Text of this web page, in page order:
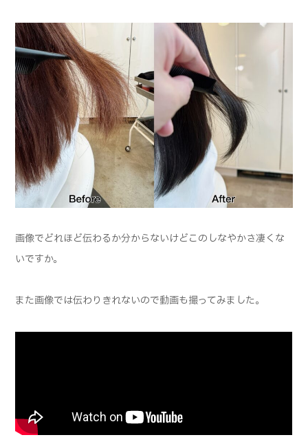
画像でどれほど伝わるか分からないけどこのしなやかさ凄くな
いですか。
また画像では伝わりきれないので動画も撮ってみました。